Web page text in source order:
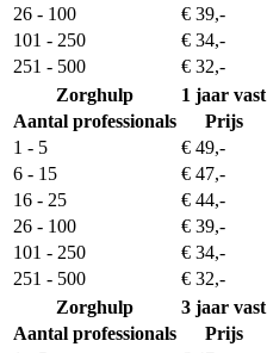
26 - 100
€ 39,-
101 - 250
€ 34,-
251 - 500
€ 32,-
Zorghulp
1 jaar vast
Aantal professionals
Prijs
1 - 5
€ 49,-
6 - 15
€ 47,-
16 - 25
€ 44,-
26 - 100
€ 39,-
101 - 250
€ 34,-
251 - 500
€ 32,-
Zorghulp
3 jaar vast
Aantal professionals
Prijs